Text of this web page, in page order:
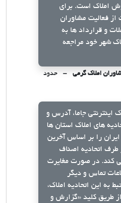
املاک است. برای
فعالیت مشاوران
و قرارداد ها به
شهر خود مراجعه
املاک گرمی
حدود
اینترنتی جاما، آدرس و
های املاک استان ها
را بر اساس آخرین
طرف اتحادیه اصناف
کند. در صورت مغایرت
تماس و دیگر
به این اتحادیه املاک،
طریق کلید «گزارش و